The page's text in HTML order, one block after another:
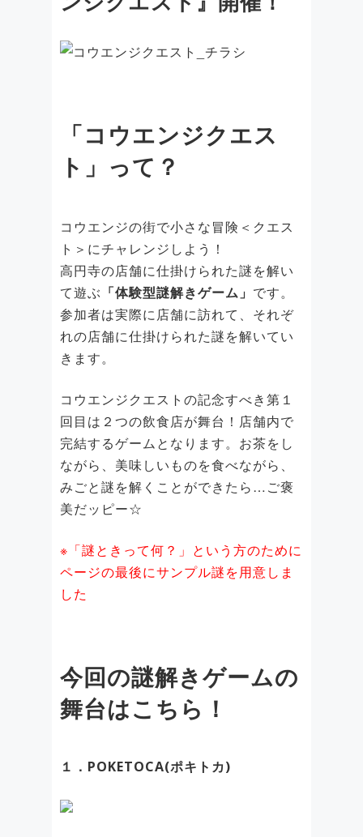
「コウエンジクエス
ト」って？
コウエンジの街で小さな冒険＜クエス
ト＞にチャレンジしよう！
高円寺の店舗に仕掛けられた謎を解い
て遊ぶ 「体験型謎解きゲーム」 です。
参加者は実際に店舗に訪れて、それぞ
れの店舗に仕掛けられた謎を解いてい
きます。
コウエンジクエストの記念すべき第１
回目は２つの飲食店が舞台！店舗内で
完結するゲームとなります。お茶をし
ながら、美味しいものを食べながら、
みごと謎を解くことができたら…ご褒
美だッピー☆
※「謎ときって何？」という方のために
ページの最後にサンプル謎を用意しま
した
今回の謎解きゲームの
舞台はこちら！
１．POKETOCA(ポキトカ)